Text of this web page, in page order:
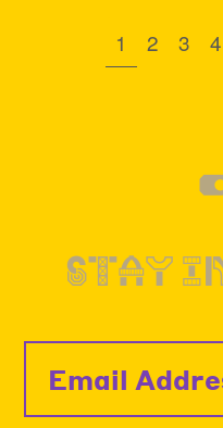
1 2 3 4
STAY